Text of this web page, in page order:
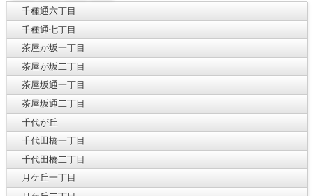
千種通六丁目
千種通七丁目
茶屋が坂一丁目
茶屋が坂二丁目
茶屋坂通一丁目
茶屋坂通二丁目
千代が丘
千代田橋一丁目
千代田橋二丁目
月ケ丘一丁目